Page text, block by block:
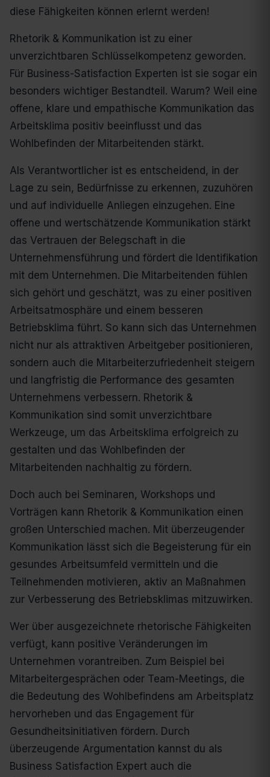
diese Fähigkeiten können erlernt werden!
Rhetorik & Kommunikation ist zu einer
unverzichtbaren Schlüsselkompetenz geworden.
Für Business-Satisfaction Experten ist sie sogar ein
besonders wichtiger Bestandteil. Warum? Weil eine
offene, klare und empathische Kommunikation das
Arbeitsklima positiv beeinflusst und das
Wohlbefinden der Mitarbeitenden stärkt.
Als Verantwortlicher ist es entscheidend, in der
Lage zu sein, Bedürfnisse zu erkennen, zuzuhören
und auf individuelle Anliegen einzugehen. Eine
offene und wertschätzende Kommunikation stärkt
das Vertrauen der Belegschaft in die
Unternehmensführung und fördert die Identifikation
mit dem Unternehmen. Die Mitarbeitenden fühlen
sich gehört und geschätzt, was zu einer positiven
Arbeitsatmosphäre und einem besseren
Betriebsklima führt. So kann sich das Unternehmen
nicht nur als attraktiven Arbeitgeber positionieren,
sondern auch die Mitarbeiterzufriedenheit steigern
und langfristig die Performance des gesamten
Unternehmens verbessern. Rhetorik &
Kommunikation sind somit unverzichtbare
Werkzeuge, um das Arbeitsklima erfolgreich zu
gestalten und das Wohlbefinden der
Mitarbeitenden nachhaltig zu fördern.
Doch auch bei Seminaren, Workshops und
Vorträgen kann Rhetorik & Kommunikation einen
großen Unterschied machen. Mit überzeugender
Kommunikation lässt sich die Begeisterung für ein
gesundes Arbeitsumfeld vermitteln und die
Teilnehmenden motivieren, aktiv an Maßnahmen
zur Verbesserung des Betriebsklimas mitzuwirken.
Wer über ausgezeichnete rhetorische Fähigkeiten
verfügt, kann positive Veränderungen im
Unternehmen vorantreiben. Zum Beispiel bei
Mitarbeitergesprächen oder Team-Meetings, die
die Bedeutung des Wohlbefindens am Arbeitsplatz
hervorheben und das Engagement für
Gesundheitsinitiativen fördern. Durch
überzeugende Argumentation kannst du als
Business Satisfaction Expert auch die